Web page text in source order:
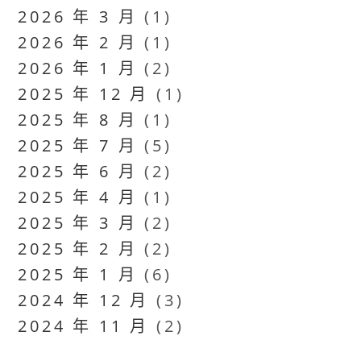
2026 年 3 月 (1)
2026 年 2 月 (1)
2026 年 1 月 (2)
2025 年 12 月 (1)
2025 年 8 月 (1)
2025 年 7 月 (5)
2025 年 6 月 (2)
2025 年 4 月 (1)
2025 年 3 月 (2)
2025 年 2 月 (2)
2025 年 1 月 (6)
2024 年 12 月 (3)
2024 年 11 月 (2)